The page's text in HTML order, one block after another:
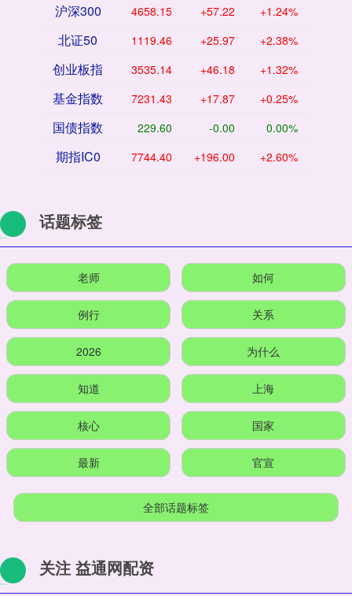
沪深300 4658.15 +57.22 +1.24%
北证50 1119.46 +25.97 +2.38%
创业板指 3535.14 +46.18 +1.32%
基金指数 7231.43 +17.87 +0.25%
国债指数 229.60 -0.00 0.00%
期指IC0 7744.40 +196.00 +2.60%
话题标签
老师 如何
例行 关系
2026 为什么
知道 上海
核心 国家
最新 官宣
全部话题标签
关注 益通网配资